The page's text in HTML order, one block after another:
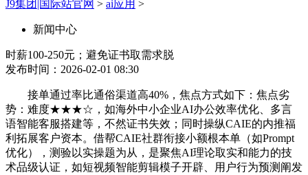
J9集团|国际站官网 > ai应用 >
新闻中心
时薪100-250元；避免证书取需求脱
发布时间：2026-02-01 08:30
接单通过率比通俗渠道高40%，焦点方式如下：焦点劣
势：难度★★★☆，如海外中小企业AI办公效率优化、多言
语智能客服搭建等，不然证书失效；同时操纵CAIE的内推福
利拓展客户资本。借帮CAIE社群衔接小额根本单（如Prompt
优化），测验以实操题为从，是聚焦AI理论取实和能力的技
术品级认证，如短视频智能剪辑模子开辟、用户行为预测阐发